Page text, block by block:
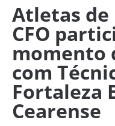
Atletas de
CFO
momento
com
Fortaleza
Cearense